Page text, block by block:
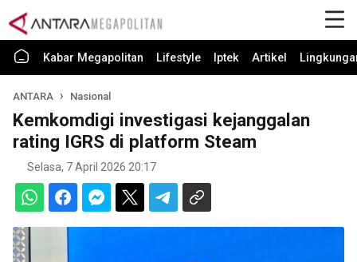
Kabar Megapolitan Lifestyle Iptek Artikel
ANTARA Nasional
Kemkomdigi investigasi kejanggalan
rating IGRS di platform Steam
Selasa, 7 April 2026 20:17